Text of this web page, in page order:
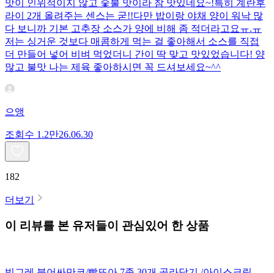
맛이 인위적이지 않고 숯불 맛이라 참 맛있네요~!특히 계란후
라이 2개 올려주는 센스는 굳!! ​다만 밥이랑 야채 양이 워낙 많
다 보니까 기본 고추장 소스가 양에 비해 좀 적더라고요ㅠ.ㅠ
저는 싱거운 것보다 매콤하게 먹는 걸 좋아해서 소스를 직접
더 만들어 넣어 비벼 먹었더니 간이 딱 맞고 맛있었습니다! 양
많고 불맛 나는 제육 좋아하시면 꼭 드셔보세요~^^
으앵
조회수 1.2만26.06.30
182
더보기
이 리뷰를 본 유저들이 관심있어 한 상품